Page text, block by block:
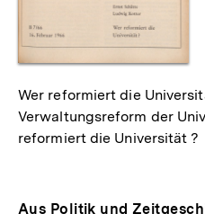
Wer reformiert die
Verwaltungsreform der
reformiert die Universität ?
Aus Politik und